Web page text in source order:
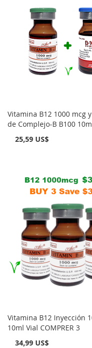
Vitamina B12 1000 mcg
de Complejo-B B100
25,59 US$
Vitamina B12 Inyección
10ml Vial COMPRER 3
34,99 US$